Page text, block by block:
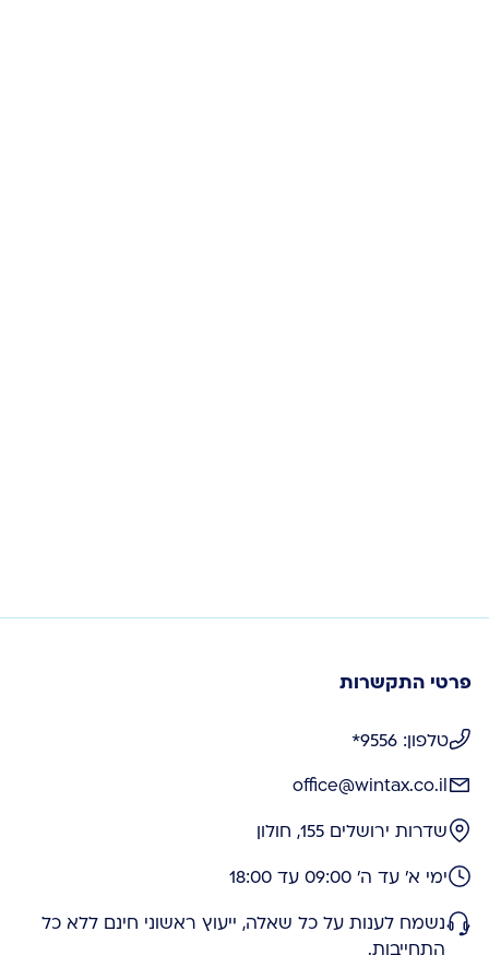
פרטי התקשרות
טלפון: 9556*
office@wintax.co.il
שדרות ירושלים 155, חולון
ימי א' עד ה' 09:00 עד 18:00
נשמח לענות על כל שאלה, ייעוץ ראשוני חינם ללא כל
התחייבות.